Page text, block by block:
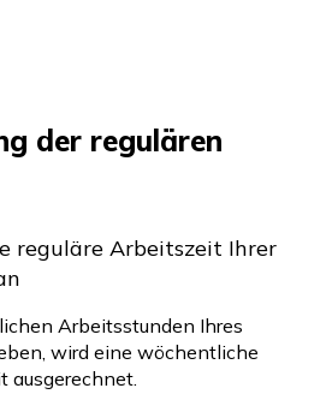
der regulären
reguläre Arbeitszeit Ihrer
Arbeitsstunden Ihres
wird eine wöchentliche
ausgerechnet.